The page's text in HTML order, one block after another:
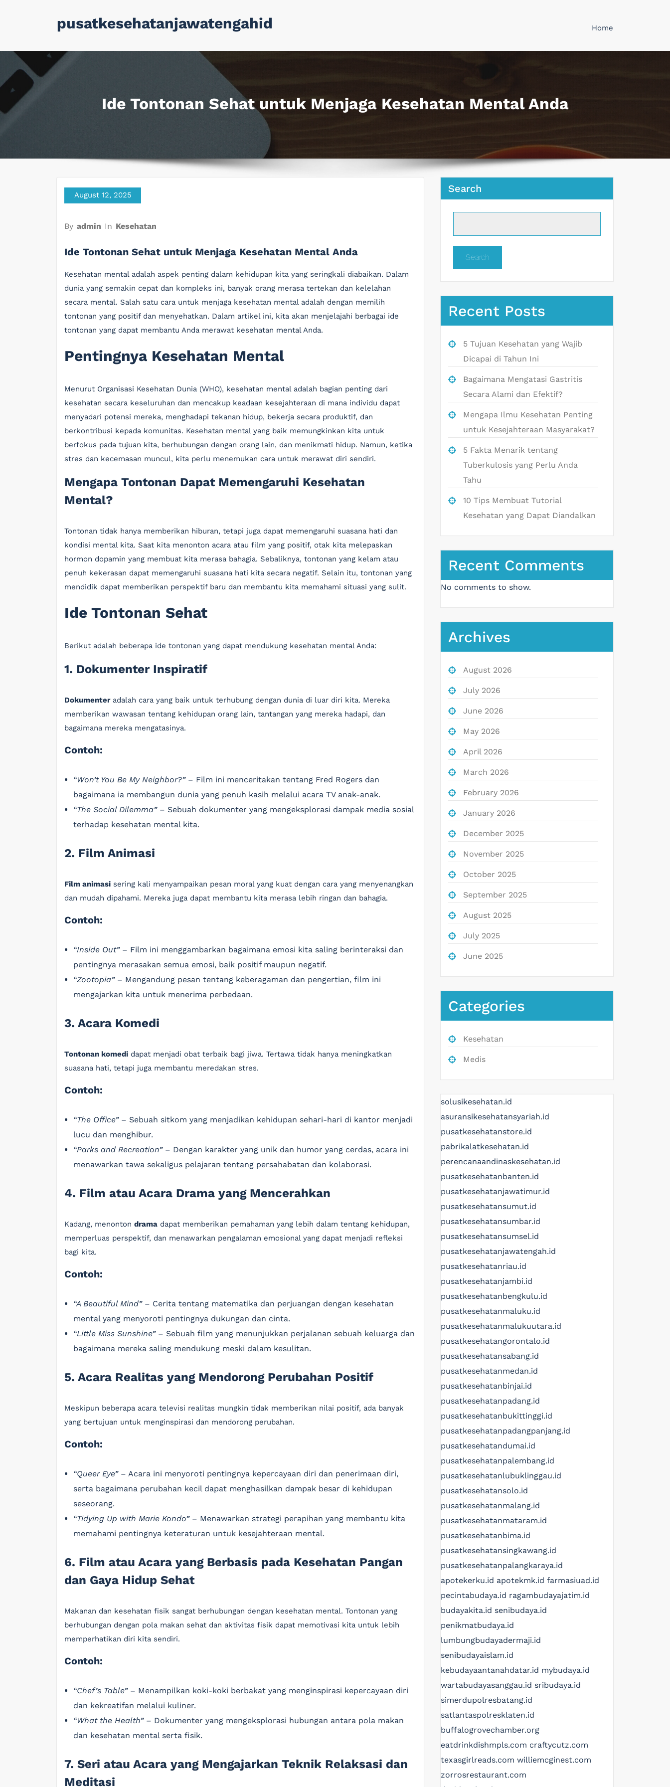
pusatkesehatanjawatengahid Home
Ide Tontonan Sehat untuk Menjaga Kesehatan Mental Anda
August 12, 2025
By admin In Kesehatan
Ide Tontonan Sehat untuk Menjaga Kesehatan Mental Anda
Kesehatan mental adalah aspek penting dalam kehidupan kita yang seringkali diabaikan. Dalam
dunia yang semakin cepat dan kompleks ini, banyak orang merasa tertekan dan kelelahan
secara mental. Salah satu cara untuk menjaga kesehatan mental adalah dengan memilih
tontonan yang positif dan menyehatkan. Dalam artikel ini, kita akan menjelajahi berbagai ide
tontonan yang dapat membantu Anda merawat kesehatan mental Anda.
Pentingnya Kesehatan Mental
Menurut Organisasi Kesehatan Dunia (WHO), kesehatan mental adalah bagian penting dari
kesehatan secara keseluruhan dan mencakup keadaan kesejahteraan di mana individu dapat
menyadari potensi mereka, menghadapi tekanan hidup, bekerja secara produktif, dan
berkontribusi kepada komunitas. Kesehatan mental yang baik memungkinkan kita untuk
berfokus pada tujuan kita, berhubungan dengan orang lain, dan menikmati hidup. Namun, ketika
stres dan kecemasan muncul, kita perlu menemukan cara untuk merawat diri sendiri.
Mengapa Tontonan Dapat Memengaruhi Kesehatan
Mental?
Tontonan tidak hanya memberikan hiburan, tetapi juga dapat memengaruhi suasana hati dan
kondisi mental kita. Saat kita menonton acara atau film yang positif, otak kita melepaskan
hormon dopamin yang membuat kita merasa bahagia. Sebaliknya, tontonan yang kelam atau
penuh kekerasan dapat memengaruhi suasana hati kita secara negatif. Selain itu, tontonan yang
mendidik dapat memberikan perspektif baru dan membantu kita memahami situasi yang sulit.
Ide Tontonan Sehat
Berikut adalah beberapa ide tontonan yang dapat mendukung kesehatan mental Anda:
1. Dokumenter Inspiratif
Dokumenteradalah cara yang baik untuk terhubung dengan dunia di luar diri kita. Mereka
memberikan wawasan tentang kehidupan orang lain, tantangan yang mereka hadapi, dan
bagaimana mereka mengatasinya.
Contoh:
“Won’t You Be My Neighbor?”– Film ini menceritakan tentang Fred Rogers dan
bagaimana ia membangun dunia yang penuh kasih melalui acara TV anak-anak.
“The Social Dilemma”– Sebuah dokumenter yang mengeksplorasi dampak media sosial
terhadap kesehatan mental kita.
2. Film Animasi
Film animasi sering kali menyampaikan pesan moral yang kuat dengan cara yang menyenangkan
dan mudah dipahami. Mereka juga dapat membantu kita merasa lebih ringan dan bahagia.
Contoh:
“Inside Out”– Film ini menggambarkan bagaimana emosi kita saling berinteraksi dan
pentingnya merasakan semua emosi, baik positif maupun negatif.
“Zootopia”– Mengandung pesan tentang keberagaman dan pengertian, film ini
mengajarkan kita untuk menerima perbedaan.
3. Acara Komedi
Tontonan komedi dapat menjadi obat terbaik bagi jiwa. Tertawa tidak hanya meningkatkan
suasana hati, tetapi juga membantu meredakan stres.
Contoh:
“The Office”– Sebuah sitkom yang menjadikan kehidupan sehari-hari di kantor menjadi
lucu dan menghibur.
“Parks and Recreation”– Dengan karakter yang unik dan humor yang cerdas, acara ini
menawarkan tawa sekaligus pelajaran tentang persahabatan dan kolaborasi.
4. Film atau Acara Drama yang Mencerahkan
Kadang, menonton drama dapat memberikan pemahaman yang lebih dalam tentang kehidupan,
memperluas perspektif, dan menawarkan pengalaman emosional yang dapat menjadi refleksi
bagi kita.
Contoh:
“A Beautiful Mind”– Cerita tentang matematika dan perjuangan dengan kesehatan
mental yang menyoroti pentingnya dukungan dan cinta.
“Little Miss Sunshine”– Sebuah film yang menunjukkan perjalanan sebuah keluarga dan
bagaimana mereka saling mendukung meski dalam kesulitan.
5. Acara Realitas yang Mendorong Perubahan Positif
Meskipun beberapa acara televisi realitas mungkin tidak memberikan nilai positif, ada banyak
yang bertujuan untuk menginspirasi dan mendorong perubahan.
Contoh:
“Queer Eye”– Acara ini menyoroti pentingnya kepercayaan diri dan penerimaan diri,
serta bagaimana perubahan kecil dapat menghasilkan dampak besar di kehidupan
seseorang.
“Tidying Up with Marie Kondo”– Menawarkan strategi perapihan yang membantu kita
memahami pentingnya keteraturan untuk kesejahteraan mental.
6. Film atau Acara yang Berbasis pada Kesehatan Pangan
dan Gaya Hidup Sehat
Makanan dan kesehatan fisik sangat berhubungan dengan kesehatan mental. Tontonan yang
berhubungan dengan pola makan sehat dan aktivitas fisik dapat memotivasi kita untuk lebih
memperhatikan diri kita sendiri.
Contoh:
“Chef’s Table”– Menampilkan koki-koki berbakat yang menginspirasi kepercayaan diri
dan kekreatifan melalui kuliner.
“What the Health”– Dokumenter yang mengeksplorasi hubungan antara pola makan
dan kesehatan mental serta fisik.
7. Seri atau Acara yang Mengajarkan Teknik Relaksasi dan
Meditasi
Search
Search
Recent Posts
5 Tujuan Kesehatan yang Wajib
Dicapai di Tahun Ini
Bagaimana Mengatasi Gastritis
Secara Alami dan Efektif?
Mengapa Ilmu Kesehatan Penting
untuk Kesejahteraan Masyarakat?
5 Fakta Menarik tentang
Tuberkulosis yang Perlu Anda
Tahu
10 Tips Membuat Tutorial
Kesehatan yang Dapat Diandalkan
Recent Comments
No comments to show.
Archives
August 2026
July 2026
June 2026
May 2026
April 2026
March 2026
February 2026
January 2026
December 2025
November 2025
October 2025
September 2025
August 2025
July 2025
June 2025
Categories
Kesehatan
Medis
solusikesehatan.id
asuransikesehatansyariah.id
pusatkesehatanstore.id
pabrikalatkesehatan.id
perencanaandinaskesehatan.id
pusatkesehatanbanten.id
pusatkesehatanjawatimur.id
pusatkesehatansumut.id
pusatkesehatansumbar.id
pusatkesehatansumsel.id
pusatkesehatanjawatengah.id
pusatkesehatanriau.id
pusatkesehatanjambi.id
pusatkesehatanbengkulu.id
pusatkesehatanmaluku.id
pusatkesehatanmalukuutara.id
pusatkesehatangorontalo.id
pusatkesehatansabang.id
pusatkesehatanmedan.id
pusatkesehatanbinjai.id
pusatkesehatanpadang.id
pusatkesehatanbukittinggi.id
pusatkesehatanpadangpanjang.id
pusatkesehatandumai.id
pusatkesehatanpalembang.id
pusatkesehatanlubuklinggau.id
pusatkesehatansolo.id
pusatkesehatanmalang.id
pusatkesehatanmataram.id
pusatkesehatanbima.id
pusatkesehatansingkawang.id
pusatkesehatanpalangkaraya.id
apotekerku.id apotekmk.id farmasiuad.id
pecintabudaya.id ragambudayajatim.id
budayakita.id senibudaya.id
penikmatbudaya.id
lumbungbudayadermaji.id
senibudayaislam.id
kebudayaantanahdatar.id mybudaya.id
wartabudayasanggau.id sribudaya.id
simerdupolresbatang.id
satlantaspolresklaten.id
buffalogrovechamber.org
eatdrinkdishmpls.com craftycutz.com
texasgirlreads.com williemcginest.com
zorrosrestaurant.com